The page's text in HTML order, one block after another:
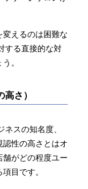
えるのは困難な
する直接的な対
。
さ）
スの知名度、
性の高さとはオ
舗がどの程度ユー
目です。